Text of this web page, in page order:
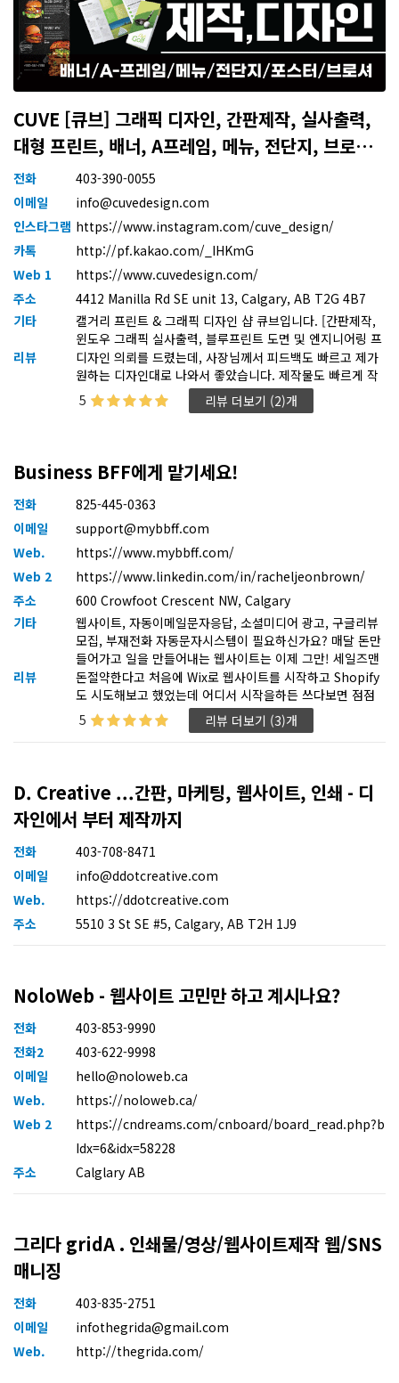
CUVE [큐브] 그래픽 디자인, 간판제작, 실사출력,
대형 프린트, 배너, A프레임, 메뉴, 전단지, 브로셔,
플라이어, 대형 프린팅 등
전화
403-390-0055
이메일
info@cuvedesign.com
인스타그램 https://www.instagram.com/cuve_design/
카톡
http://pf.kakao.com/_IHKmG
Web 1
https://www.cuvedesign.com/
주소
4412 Manilla Rd SE unit 13, Calgary, AB T2G 4B7
기타
캘거리 프린트 & 그래픽 디자인 샵 큐브입니다. [간판제작,
윈도우 그래픽 실사출력, 블루프린트 도면 및 엔지니어링 프
린트, 포스터, 메뉴, 전단지, 브로셔, 플라이어 등 모든 프린
팅 및 제작 / 디자인까지! 다년간의 경력으로 빠르고 책임감
있게 납품드립니다]
리뷰
디자인 의뢰를 드렸는데, 사장님께서 피드백도 빠르고 제가
원하는 디자인대로 나와서 좋았습니다. 제작물도 빠르게 작
업해주셔서 감사합니다!
5 리뷰 더보기 (2)개
Business BFF에게 맡기세요!
전화
825-445-0363
이메일
support@mybbff.com
Web.
https://www.mybbff.com/
Web 2
https://www.linkedin.com/in/racheljeonbrown/
주소
600 Crowfoot Crescent NW, Calgary
기타
웹사이트, 자동이메일문자응답, 소셜미디어 광고, 구글리뷰
모집, 부재전화 자동문자시스템이 필요하신가요? 매달 돈만
들어가고 일을 만들어내는 웹사이트는 이제 그만! 세일즈맨
처럼 매출상승을 도와주고 할일을 대신해주는 웹사이트로
사업하세요.
리뷰
돈절약한다고 처음에 Wix로 웹사이트를 시작하고 Shopify
도 시도해보고 했었는데 어디서 시작을하든 쓰다보면 점점
추가기능들이 필요해지고 그러다보면 결국 비용이 올라가고
사용도 복잡해지고 해서 머리가 아팠던 상황이었습니다. 그
감사하는 마음입니다.
5 리뷰 더보기 (3)개
D. Creative ...간판, 마케팅, 웹사이트, 인쇄 - 디
자인에서 부터 제작까지
전화
403-708-8471
이메일
info@ddotcreative.com
Web.
https://ddotcreative.com
주소
5510 3 St SE #5, Calgary, AB T2H 1J9
NoloWeb - 웹사이트 고민만 하고 계시나요?
전화
403-853-9990
전화2
403-622-9998
이메일
hello@noloweb.ca
Web.
https://noloweb.ca/
Web 2
https://cndreams.com/cnboard/board_read.php?b
Idx=6&idx=58228
주소
Calglary AB
그리다 gridA . 인쇄물/영상/웹사이트제작 웹/SNS
매니징
전화
403-835-2751
이메일
infothegrida@gmail.com
Web.
http://thegrida.com/